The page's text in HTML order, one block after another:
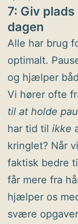
7: Giv
dagen
Alle har brug
optimalt.
og hjælper
Vi hører ofte
til at holde
har tid til ikke
kringlet? Når
faktisk bedre
får mere fra
hjælper os
svære